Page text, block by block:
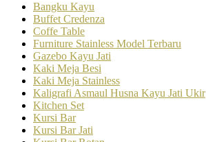
Bangku Kayu
Buffet Credenza
Coffe Table
Furniture Stainless Model Terbaru
Gazebo Kayu Jati
Kaki Meja Besi
Kaki Meja Stainless
Kaligrafi Asmaul Husna Kayu Jati Ukir
Kitchen Set
Kursi Bar
Kursi Bar Jati